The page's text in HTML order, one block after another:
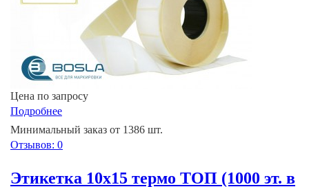
Цена по запросу
Подробнее
Минимальный заказ от 1386 шт.
Отзывов: 0
Этикетка 10х15 термо ТОП (1000 эт. в